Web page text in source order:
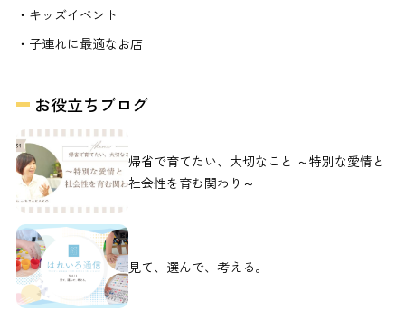
・キッズイベント
・子連れに最適なお店
お役立ちブログ
帰省で育てたい、大切なこと ～特別な愛情と
社会性を育む関わり～
見て、選んで、考える。